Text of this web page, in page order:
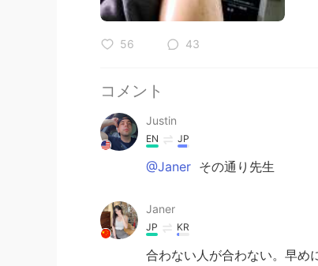
56 43
コメント
Justin
EN JP
@Janer その通り先生
Janer
JP KR
合わない人が合わない。早め